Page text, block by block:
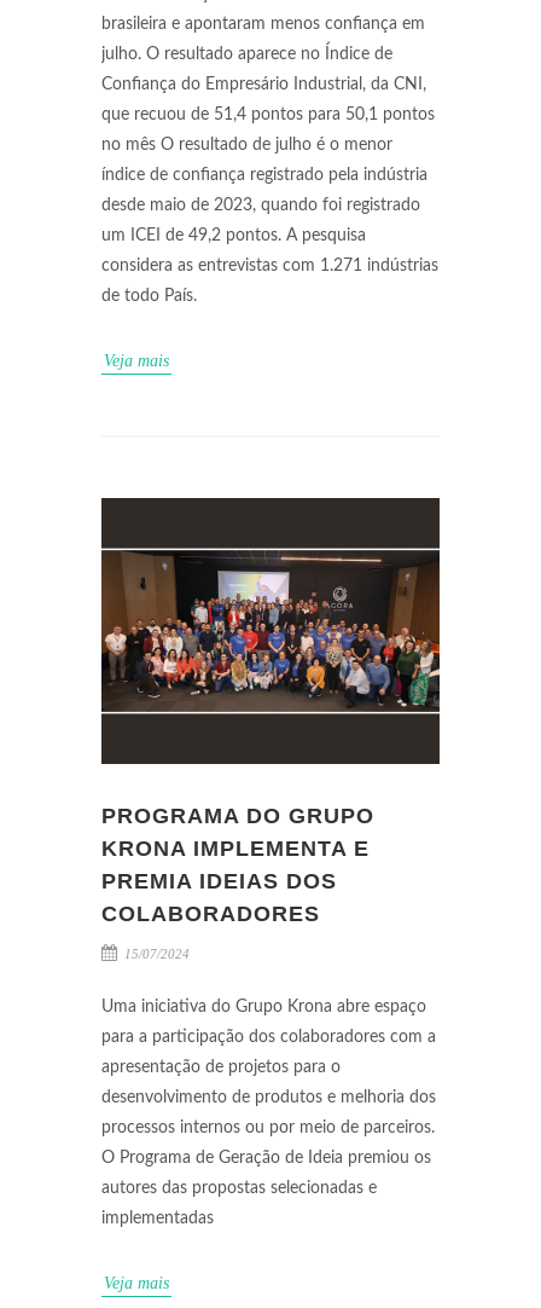
brasileira e apontaram menos confiança em
julho. O resultado aparece no Índice de
Confiança do Empresário Industrial, da CNI,
que recuou de 51,4 pontos para 50,1 pontos
no mês O resultado de julho é o menor
índice de confiança registrado pela indústria
desde maio de 2023, quando foi registrado
um ICEI de 49,2 pontos. A pesquisa
considera as entrevistas com 1.271 indústrias
de todo País.
Veja mais
PROGRAMA DO GRUPO
KRONA IMPLEMENTA E
PREMIA IDEIAS DOS
COLABORADORES
15/07/2024
Uma iniciativa do Grupo Krona abre espaço
para a participação dos colaboradores com a
apresentação de projetos para o
desenvolvimento de produtos e melhoria dos
processos internos ou por meio de parceiros.
O Programa de Geração de Ideia premiou os
autores das propostas selecionadas e
implementadas
Veja mais